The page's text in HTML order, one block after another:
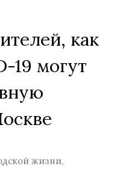
как
19 могут
жизни,